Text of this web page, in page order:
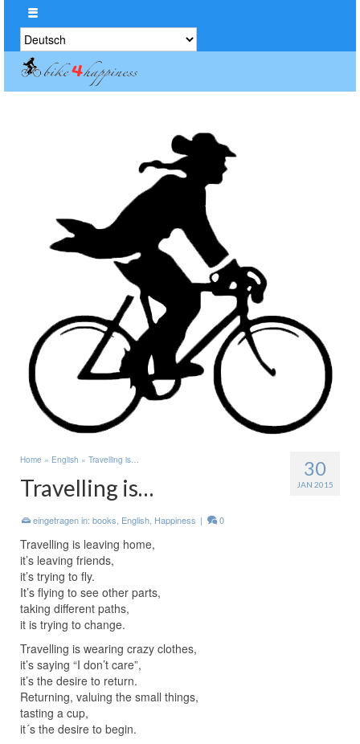
Sprache
auswählen
30
JAN 2015
Home » English » Travelling is…
Travelling is…
eingetragen in: books, English, Happiness | 0
Travelling is leaving home,
it’s leaving friends,
it’s trying to fly.
It’s flying to see other parts,
taking different paths,
it is trying to change.
Travelling is wearing crazy clothes,
it’s saying “I don’t care”,
it’s the desire to return.
Returning, valuing the small things,
tasting a cup,
it´s the desire to begin.